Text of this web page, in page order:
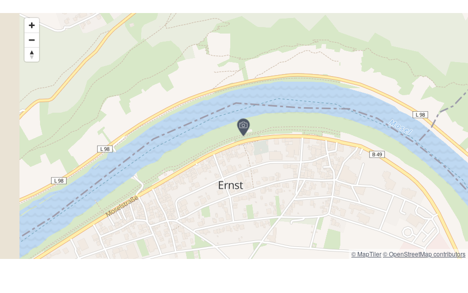
© MapTiler© OpenStreetMap contributors